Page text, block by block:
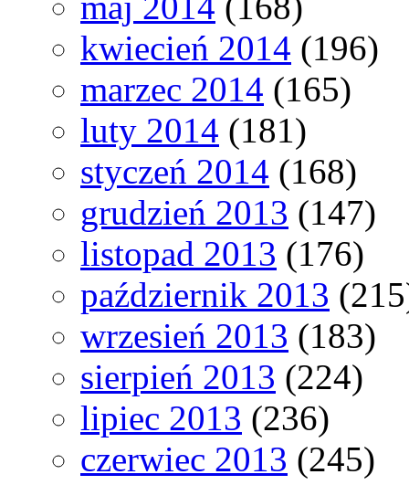
kwiecień 2014 (196)
marzec 2014 (165)
luty 2014 (181)
styczeń 2014 (168)
grudzień 2013 (147)
listopad 2013 (176)
październik 2013
wrzesień 2013 (183)
sierpień 2013 (224)
lipiec 2013 (236)
czerwiec 2013 (245)